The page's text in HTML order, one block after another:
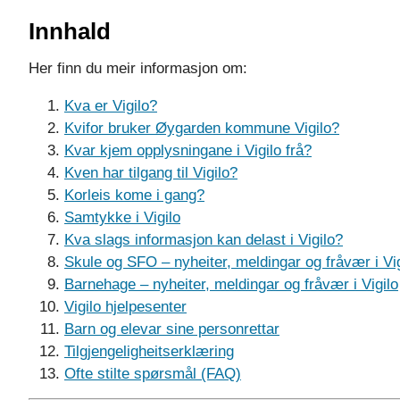
Innhald
Her finn du meir informasjon om:
Kva er Vigilo?
Kvifor bruker Øygarden kommune Vigilo?
Kvar kjem opplysningane i Vigilo frå?
Kven har tilgang til Vigilo?
Korleis kome i gang?
Samtykke i Vigilo
Kva slags informasjon kan delast i Vigilo?
Skule og SFO – nyheiter, meldingar og fråvær i
Barnehage – nyheiter, meldingar og fråvær i Vigilo
Vigilo hjelpesenter
Barn og elevar sine personrettar
Tilgjengeligheitserklæring
Ofte stilte spørsmål (FAQ)